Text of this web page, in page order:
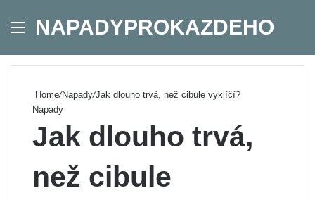
Menu
NAPADYPROKAZDEHO
Home/Napady/Jak dlouho trvá, než cibule vyklíčí?
Napady
Jak dlouho trvá,
než cibule